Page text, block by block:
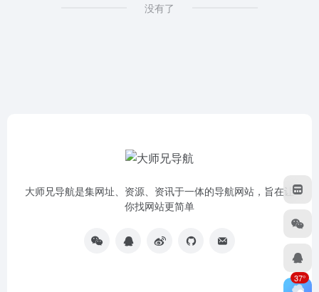
没有了
大师兄导航是集网址、资源、资讯于一体的导航网站，旨在让
你找网站更简单
37°